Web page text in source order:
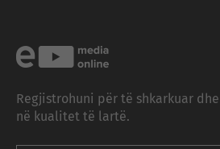
Regjistrohuni për të shkarkuar
në kualitet të lartë.